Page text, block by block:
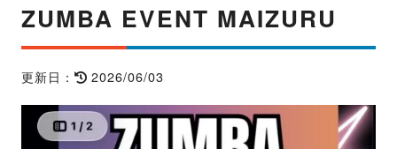
ZUMBA EVENT MAIZURU
更新日： 2026/06/03